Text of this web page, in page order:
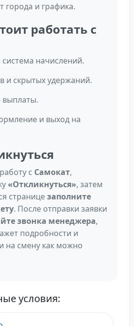
города и графика.
работать с
начислений.
и скрытых удержаний.
выплаты.
и выход на
с Самокат,
«Откликнуться», затем
страницезаполните
. После отправки заявки
звонка менеджера,
подробности и
на смену как можно
условия: